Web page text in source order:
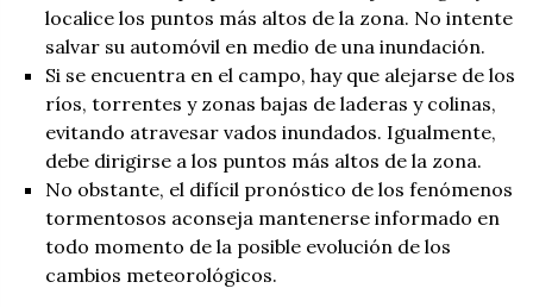
localice los puntos más altos de la zona. No intente
salvar su automóvil en medio de una inundación.
Si se encuentra en el campo, hay que alejarse de los
ríos, torrentes y zonas bajas de laderas y colinas,
evitando atravesar vados inundados. Igualmente,
debe dirigirse a los puntos más altos de la zona.
No obstante, el difícil pronóstico de los fenómenos
tormentosos aconseja mantenerse informado en
todo momento de la posible evolución de los
cambios meteorológicos.